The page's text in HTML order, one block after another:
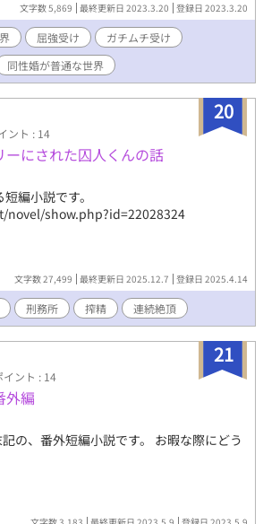
文字数 5,869 最終更新日 2023.3.20 登録日 2023.3.20
屈強受け
ガチムチ受け
同性婚が普通な世界
20
ント : 14
にされた囚人くんの話
編小説です。
show.php?id=22028324
文字数 27,499 最終更新日 2025.12.7 登録日 2025.4.14
刑務所 搾精 連続絶頂
21
ント : 14
編
の、番外短編小説です。 お暇な際にどう